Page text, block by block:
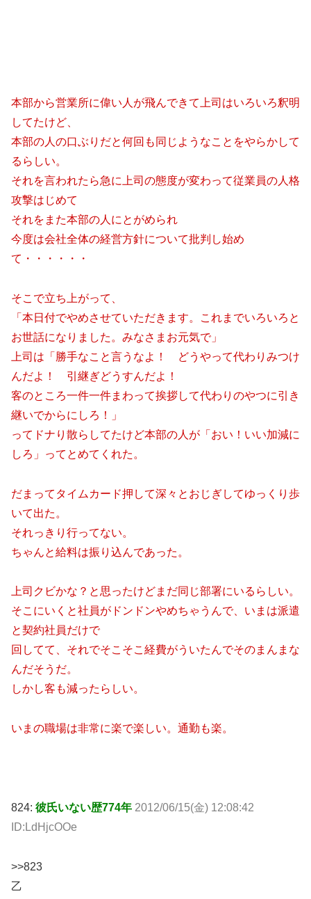
本部から営業所に偉い人が飛んできて上司はいろいろ釈明
してたけど、
本部の人の口ぶりだと何回も同じようなことをやらかして
るらしい。
それを言われたら急に上司の態度が変わって従業員の人格
攻撃はじめて
それをまた本部の人にとがめられ
今度は会社全体の経営方針について批判し始め
て・・・・・・
そこで立ち上がって、
「本日付でやめさせていただきます。これまでいろいろと
お世話になりました。みなさまお元気で」
上司は「勝手なこと言うなよ！ どうやって代わりみつけ
んだよ！ 引継ぎどうすんだよ！
客のところ一件一件まわって挨拶して代わりのやつに引き
継いでからにしろ！」
ってドナり散らしてたけど本部の人が「おい！いい加減に
しろ」ってとめてくれた。
だまってタイムカード押して深々とおじぎしてゆっくり歩
いて出た。
それっきり行ってない。
ちゃんと給料は振り込んであった。
上司クビかな？と思ったけどまだ同じ部署にいるらしい。
そこにいくと社員がドンドンやめちゃうんで、いまは派遣
と契約社員だけで
回してて、それでそこそこ経費がういたんでそのまんまな
んだそうだ。
しかし客も減ったらしい。
いまの職場は非常に楽で楽しい。通勤も楽。
824: 彼氏いない歴774年 2012/06/15(金) 12:08:42
ID:LdHjcOOe
>>823
乙